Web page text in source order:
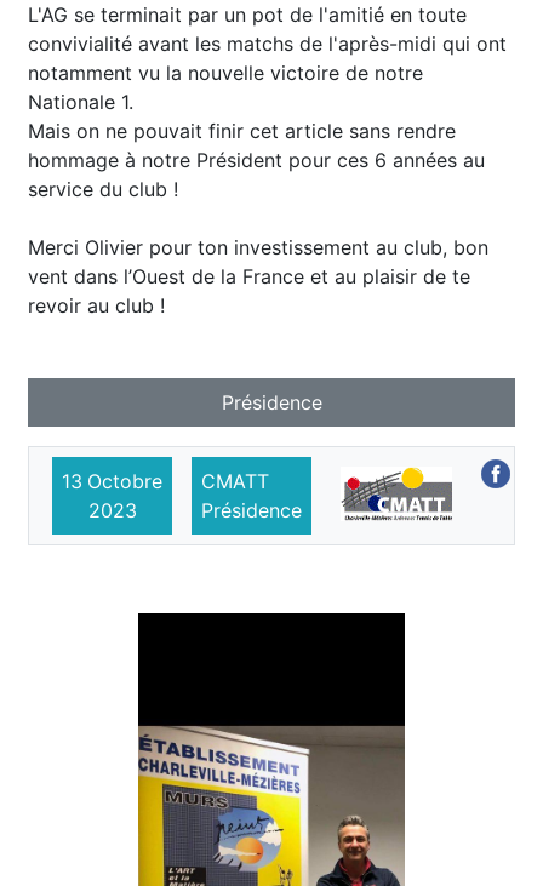
L'AG se terminait par un pot de l'amitié en toute
convivialité avant les matchs de l'après-midi qui ont
notamment vu la nouvelle victoire de notre
Nationale 1.
Mais on ne pouvait finir cet article sans rendre
hommage à notre Président pour ces 6 années au
service du club !
Merci Olivier pour ton investissement au club, bon
vent dans l’Ouest de la France et au plaisir de te
revoir au club !
Présidence
13 Octobre
2023
CMATT
Présidence